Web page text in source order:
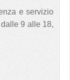
e servizio
9 alle 18,